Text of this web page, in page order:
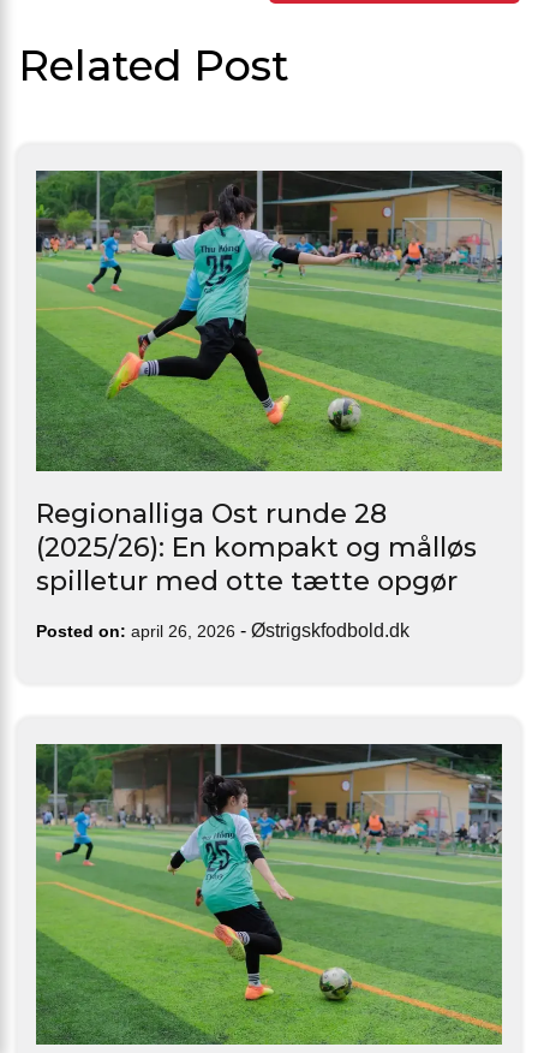
Related Post
Regionalliga Ost runde 28
(2025/26): En kompakt og målløs
spilletur med otte tætte opgør
Posted on: april 26, 2026 - Østrigskfodbold.dk